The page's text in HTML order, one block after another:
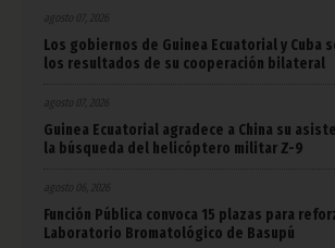
agosto 07, 2026
Los gobiernos de Guinea Ecuatorial y Cuba
los resultados de su cooperación bilateral
agosto 07, 2026
Guinea Ecuatorial agradece a China su
la búsqueda del helicóptero militar Z-9
agosto 06, 2026
Función Pública convoca 15 plazas para
Laboratorio Bromatológico de Basupú